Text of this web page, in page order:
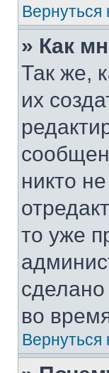
Вернуться
» Как
Так же,
их
никто
то уже
во
Вернуться